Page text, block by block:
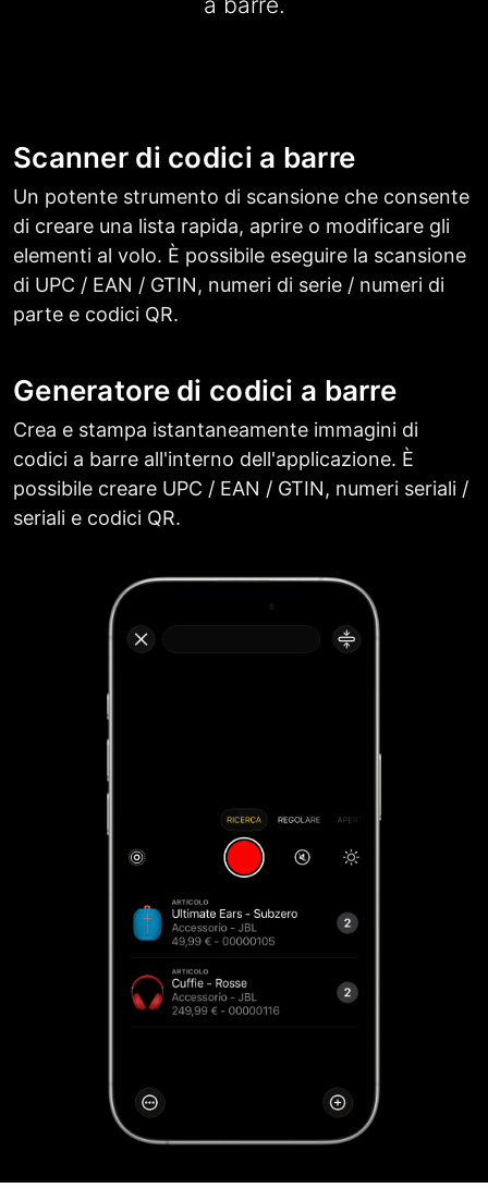
Scanner di codici a barre
Un potente strumento di scansione che consente
di creare una lista rapida, aprire o modificare gli
elementi al volo. È possibile eseguire la scansione
di UPC / EAN / GTIN, numeri di serie / numeri di
parte e codici QR.
Generatore di codici a barre
Crea e stampa istantaneamente immagini di
codici a barre all'interno dell'applicazione. È
possibile creare UPC / EAN / GTIN, numeri seriali /
seriali e codici QR.